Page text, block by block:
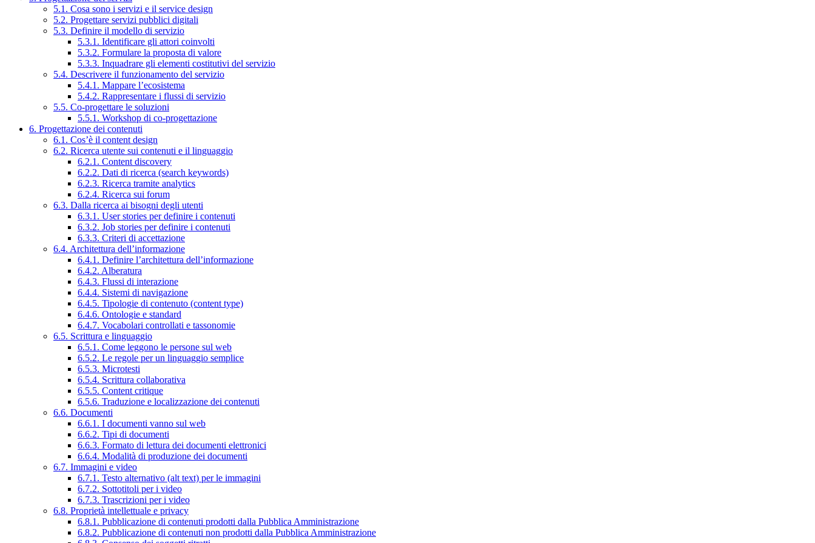
5.1. Cosa sono i servizi e il service design
5.2. Progettare servizi pubblici digitali
5.3. Definire il modello di servizio
5.3.1. Identificare gli attori coinvolti
5.3.2. Formulare la proposta di valore
5.3.3. Inquadrare gli elementi costitutivi del servizio
5.4. Descrivere il funzionamento del servizio
5.4.1. Mappare l’ecosistema
5.4.2. Rappresentare i flussi di servizio
5.5. Co-progettare le soluzioni
5.5.1. Workshop di co-progettazione
6. Progettazione dei contenuti
6.1. Cos’è il content design
6.2. Ricerca utente sui contenuti e il linguaggio
6.2.1. Content discovery
6.2.2. Dati di ricerca (search keywords)
6.2.3. Ricerca tramite analytics
6.2.4. Ricerca sui forum
6.3. Dalla ricerca ai bisogni degli utenti
6.3.1. User stories per definire i contenuti
6.3.2. Job stories per definire i contenuti
6.3.3. Criteri di accettazione
6.4. Architettura dell’informazione
6.4.1. Definire l’architettura dell’informazione
6.4.2. Alberatura
6.4.3. Flussi di interazione
6.4.4. Sistemi di navigazione
6.4.5. Tipologie di contenuto (content type)
6.4.6. Ontologie e standard
6.4.7. Vocabolari controllati e tassonomie
6.5. Scrittura e linguaggio
6.5.1. Come leggono le persone sul web
6.5.2. Le regole per un linguaggio semplice
6.5.3. Microtesti
6.5.4. Scrittura collaborativa
6.5.5. Content critique
6.5.6. Traduzione e localizzazione dei contenuti
6.6. Documenti
6.6.1. I documenti vanno sul web
6.6.2. Tipi di documenti
6.6.3. Formato di lettura dei documenti elettronici
6.6.4. Modalità di produzione dei documenti
6.7. Immagini e video
6.7.1. Testo alternativo (alt text) per le immagini
6.7.2. Sottotitoli per i video
6.7.3. Trascrizioni per i video
6.8. Proprietà intellettuale e privacy
6.8.1. Pubblicazione di contenuti prodotti dalla Pubblica Amministrazione
6.8.2. Pubblicazione di contenuti non prodotti dalla Pubblica Amministrazione